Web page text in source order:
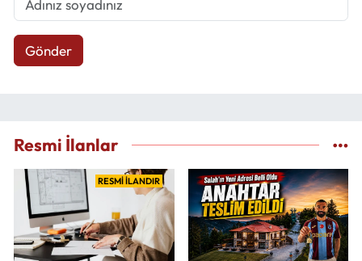
Gönder
Resmi İlanlar
RESMİ İLANDIR